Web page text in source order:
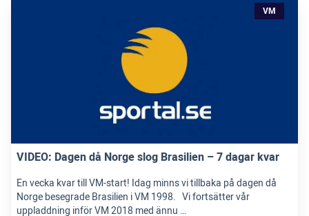
VM
VIDEO: Dagen då Norge slog Brasilien – 7 dagar kvar
En vecka kvar till VM-start! Idag minns vi tillbaka på dagen då
Norge besegrade Brasilien i VM 1998. Vi fortsätter vår
uppladdning inför VM 2018 med ännu …